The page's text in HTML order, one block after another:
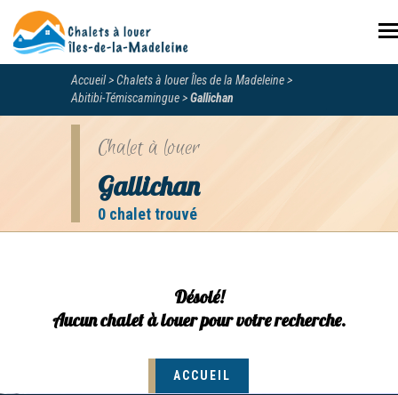
Accueil
Chalets à louer Îles de la Madeleine
Abitibi-Témiscamingue
Gallichan
Chalet à louer
Gallichan
0 chalet trouvé
Désolé!
Aucun chalet à louer pour votre recherche.
ACCUEIL